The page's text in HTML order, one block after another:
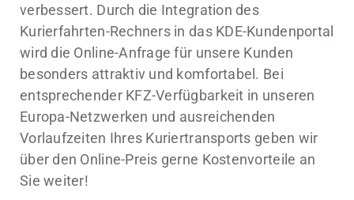
verbessert. Durch die Integration des
Kurierfahrten-Rechners in das KDE-Kundenportal
wird die Online-Anfrage für unsere Kunden
besonders attraktiv und komfortabel. Bei
entsprechender KFZ-Verfügbarkeit in unseren
Europa-Netzwerken und ausreichenden
Vorlaufzeiten Ihres Kuriertransports geben wir
über den Online-Preis gerne Kostenvorteile an
Sie weiter!